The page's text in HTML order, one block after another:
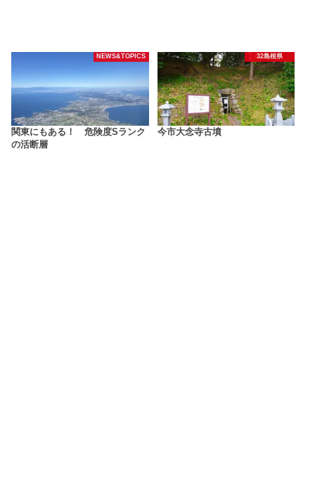
NEWS&TOPICS
関東にもある！ 危険度Sランク
の活断層
32島根県
今市大念寺古墳